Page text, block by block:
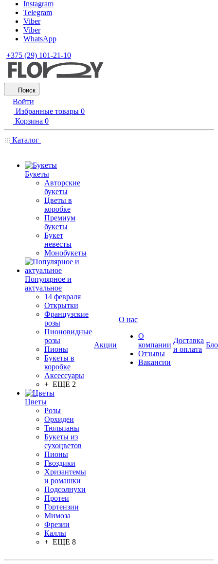
Instagram
Telegram
Viber
Viber
WhatsApp
+375 (29) 101-21-10
Поиск
Войти
Избранные товары 0
Корзина 0
Каталог
Букеты
Авторские
букеты
Цветы в
коробке
Премиум
букеты
Букет
невесты
Монобукеты
Популярное и
актуальное
14 февраля
Открытки
Французские
розы
Пионовидные
розы
Пионы
Букеты в
коробке
Аксессуары
+ ЕЩЕ 2
Цветы
Розы
Орхидеи
Тюльпаны
Букеты из
сухоцветов
Пионы
Гвоздики
Хризантемы
и ромашки
Подсолнухи
Протеи
Гортензии
Мимоза
Фрезии
Каллы
+ ЕЩЕ 8
Акции
О нас
О
компании
Отзывы
Вакансии
Доставка
и оплата